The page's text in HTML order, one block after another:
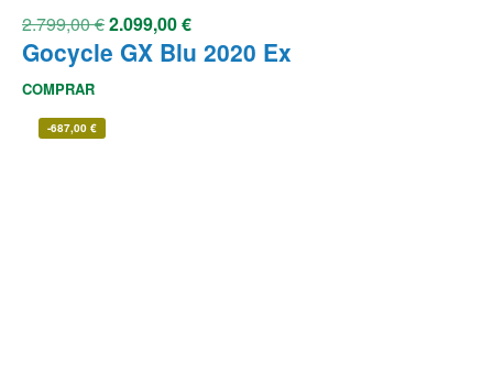
2.799,00€2.099,00€
Gocycle GX Blu 2020 Ex
COMPRAR
-687,00 €